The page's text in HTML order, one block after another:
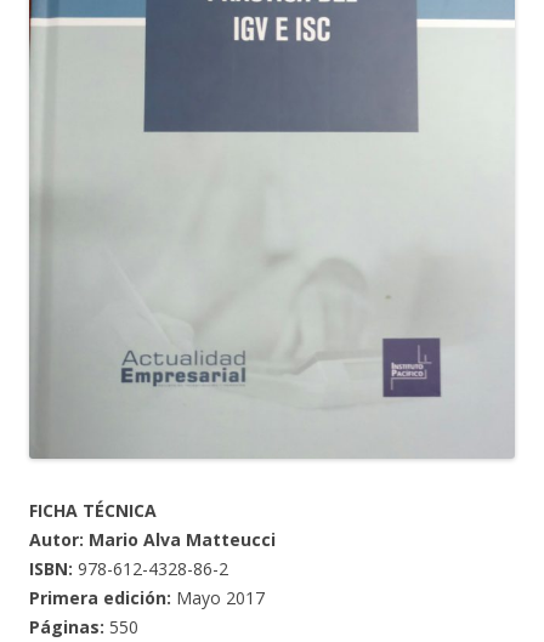
FICHA TÉCNICA
Autor: Mario Alva Matteucci
ISBN: 978-612-4328-86-2
Primera edición: Mayo 2017
Páginas: 550